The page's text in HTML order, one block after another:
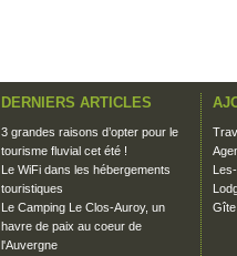
DERNIERS ARTICLES
3 grandes raisons d’opter pour le
tourisme fluvial cet été !
Le WiFi dans les hébergements
touristiques
Le Camping Le Clos-Auroy, un
havre de paix au coeur de
l'Auvergne